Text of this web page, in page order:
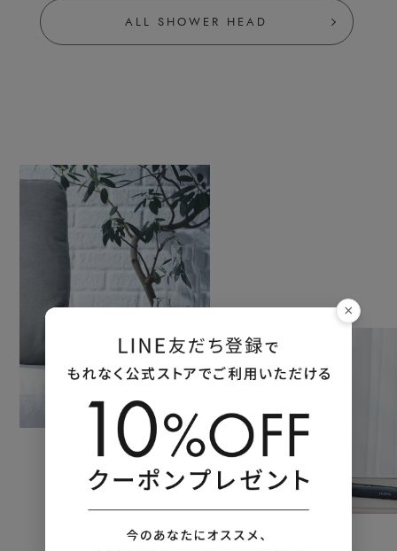
ALL SHOWER HEAD
×